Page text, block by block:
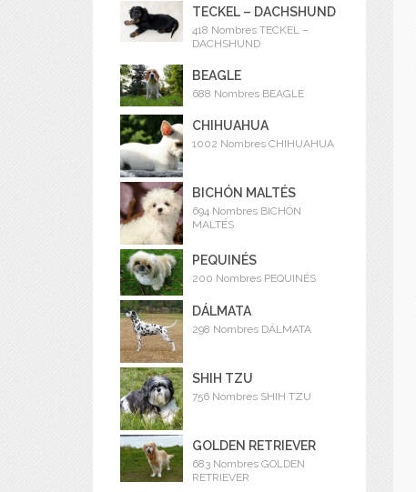
TECKEL – DACHSHUND
418 Nombres TECKEL –
DACHSHUND
BEAGLE
688 Nombres BEAGLE
CHIHUAHUA
1002 Nombres CHIHUAHUA
BICHÓN MALTÉS
694 Nombres BICHÓN
MALTÉS
PEQUINÉS
200 Nombres PEQUINÉS
DÁLMATA
298 Nombres DÁLMATA
SHIH TZU
756 Nombres SHIH TZU
GOLDEN RETRIEVER
683 Nombres GOLDEN
RETRIEVER